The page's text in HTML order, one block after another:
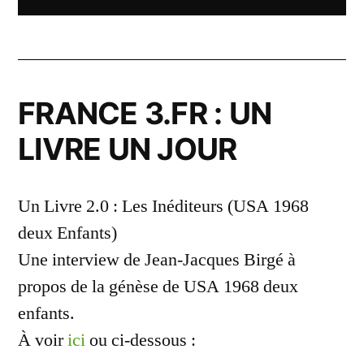
FRANCE 3.FR : UN
LIVRE UN JOUR
Un Livre 2.0 : Les Inéditeurs (USA 1968
deux Enfants)
Une interview de Jean-Jacques Birgé à
propos de la génèse de USA 1968 deux
enfants.
À voiriciou ci-dessous :